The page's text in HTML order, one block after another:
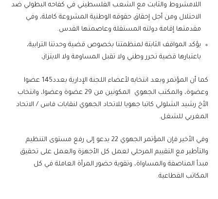
اللامشروط والثابت مع الشعب الفلسطيني في كفاحه البطولي ضد
الاحتلال ومن أجل إحقاق حقوقه الوطنية المشروعة كاملة، وفي
مقدمتها إقامة دولته المستقلة وعاصمتها القدس.
يؤكد المواقف الثابتة لمنظمتنا بخصوص قضية وحدتنا الترابية،
باعتبارها قضية تحرر وطني ولا تقبل المساومة ولا الابتزاز،
كما أن المؤتمر وبعد انتخابه لأعضاء اللجنة الإدارية بعدد145 عضوا
وعضوة، والمكتب الجهوي المكونين من 29 عضوة وعضوا، وانتخاب
الأخ رشيد الشلولي كاتبا جهويا للاتحاد الجهوي لنقابات فاس / الاتحاد
المغربي للشغل.
وفي الأخير فإن المؤتمر الجهوي 22 يدعو إلى رفع مستوى التنظيم
والتأطير مع التقييم المرحلي لعمل كل الأجهزة والعمل على تحقيق
مبدأ المناصفة والمساواة، وتقوية حضور المرأة العاملة في كل
المكاتب القطاعية.